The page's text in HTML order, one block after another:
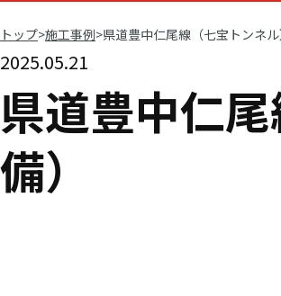
トップ>施工事例>県道豊中仁尾線（七宝トンネ
2025.05.21
県道豊中仁
備）